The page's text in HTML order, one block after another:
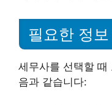
필요한 정보
세무사를 선택할 때
음과 같습니다: